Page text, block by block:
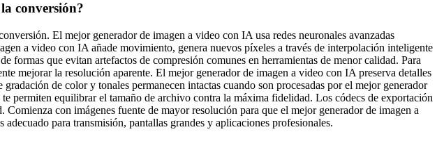
conversión?
El mejor generador de imagen a video con IA usa redes neuronales avanzadas
a video con IA añade movimiento, genera nuevos píxeles a través de interpolación inteligente
que evitan artefactos de compresión comunes en herramientas de menor calidad. Para
mejorar la resolución aparente. El mejor generador de imagen a video con IA preserva detalles
de color y tonales permanecen intactas cuando son procesadas por el mejor generador
permiten equilibrar el tamaño de archivo contra la máxima fidelidad. Los códecs de exportación
con imágenes fuente de mayor resolución para que el mejor generador de imagen a
para transmisión, pantallas grandes y aplicaciones profesionales.